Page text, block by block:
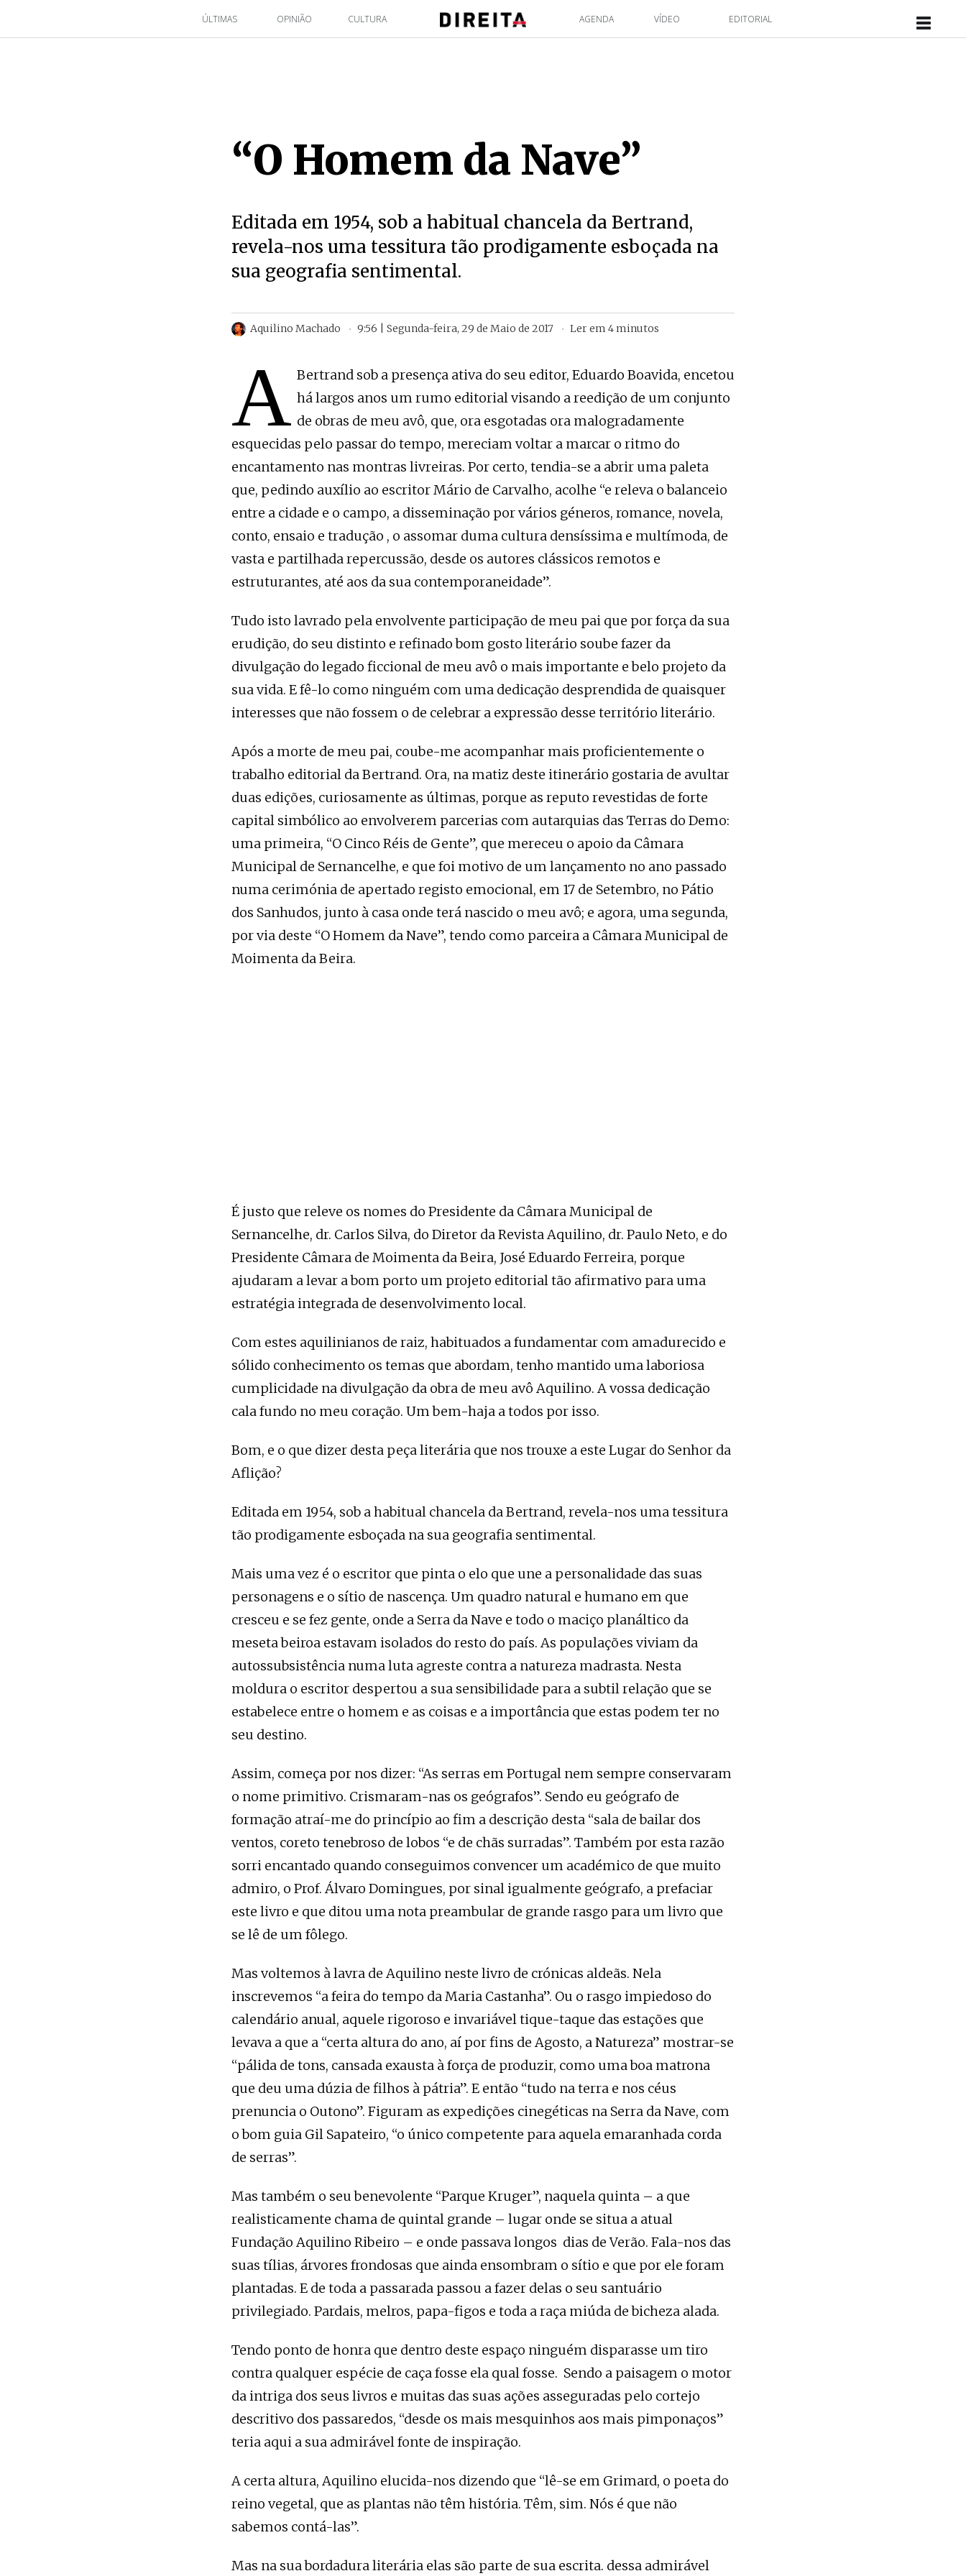
ÚLTIMAS OPINIÃO CULTURA AGENDA VÍDEO EDITORIAL
“O Homem da Nave”
Editada em 1954, sob a habitual chancela da Bertrand,
revela-nos uma tessitura tão prodigamente esboçada na
sua geografia sentimental.
Aquilino Machado 9:56 | Segunda-feira, 29 de Maio de 2017 Ler em 4minutos
A Bertrand sob a presença ativa do seu editor, Eduardo Boavida, encetou
há largos anos um rumo editorial visando a reedição de um conjunto
de obras de meu avô, que, ora esgotadas ora malogradamente
esquecidas pelo passar do tempo, mereciam voltar a marcar o ritmo do
encantamento nas montras livreiras. Por certo, tendia-se a abrir uma paleta
que, pedindo auxílio ao escritor Mário de Carvalho, acolhe “e releva o balanceio
entre a cidade e o campo, a disseminação por vários géneros, romance, novela,
conto, ensaio e tradução , o assomar duma cultura densíssima e multímoda, de
vasta e partilhada repercussão, desde os autores clássicos remotos e
estruturantes, até aos da sua contemporaneidade”.
Tudo isto lavrado pela envolvente participação de meu pai que por força da sua
erudição, do seu distinto e refinado bom gosto literário soube fazer da
divulgação do legado ficcional de meu avô o mais importante e belo projeto da
sua vida. E fê-lo como ninguém com uma dedicação desprendida de quaisquer
interesses que não fossem o de celebrar a expressão desse território literário.
Após a morte de meu pai, coube-me acompanhar mais proficientemente o
trabalho editorial da Bertrand. Ora, na matiz deste itinerário gostaria de avultar
duas edições, curiosamente as últimas, porque as reputo revestidas de forte
capital simbólico ao envolverem parcerias com autarquias das Terras do Demo:
uma primeira, “O Cinco Réis de Gente”, que mereceu o apoio da Câmara
Municipal de Sernancelhe, e que foi motivo de um lançamento no ano passado
numa cerimónia de apertado registo emocional, em 17 de Setembro, no Pátio
dos Sanhudos, junto à casa onde terá nascido o meu avô; e agora, uma segunda,
por via deste “O Homem da Nave”, tendo como parceira a Câmara Municipal de
Moimenta da Beira.
É justo que releve os nomes do Presidente da Câmara Municipal de
Sernancelhe, dr. Carlos Silva, do Diretor da Revista Aquilino, dr. Paulo Neto, e do
Presidente Câmara de Moimenta da Beira, José Eduardo Ferreira, porque
ajudaram a levar a bom porto um projeto editorial tão afirmativo para uma
estratégia integrada de desenvolvimento local.
Com estes aquilinianos de raiz, habituados a fundamentar com amadurecido e
sólido conhecimento os temas que abordam, tenho mantido uma laboriosa
cumplicidade na divulgação da obra de meu avô Aquilino. A vossa dedicação
cala fundo no meu coração. Um bem-haja a todos por isso.
Bom, e o que dizer desta peça literária que nos trouxe a este Lugar do Senhor da
Aflição?
Editada em 1954, sob a habitual chancela da Bertrand, revela-nos uma tessitura
tão prodigamente esboçada na sua geografia sentimental.
Mais uma vez é o escritor que pinta o elo que une a personalidade das suas
personagens e o sítio de nascença. Um quadro natural e humano em que
cresceu e se fez gente, onde a Serra da Nave e todo o maciço planáltico da
meseta beiroa estavam isolados do resto do país. As populações viviam da
autossubsistência numa luta agreste contra a natureza madrasta. Nesta
moldura o escritor despertou a sua sensibilidade para a subtil relação que se
estabelece entre o homem e as coisas e a importância que estas podem ter no
seu destino.
Assim, começa por nos dizer: “As serras em Portugal nem sempre conservaram
o nome primitivo. Crismaram-nas os geógrafos”. Sendo eu geógrafo de
formação atraí-me do princípio ao fim a descrição desta “sala de bailar dos
ventos, coreto tenebroso de lobos “e de chãs surradas”. Também por esta razão
sorri encantado quando conseguimos convencer um académico de que muito
admiro, o Prof. Álvaro Domingues, por sinal igualmente geógrafo, a prefaciar
este livro e que ditou uma nota preambular de grande rasgo para um livro que
se lê de um fôlego.
Mas voltemos à lavra de Aquilino neste livro de crónicas aldeãs. Nela
inscrevemos “a feira do tempo da Maria Castanha”. Ou o rasgo impiedoso do
calendário anual, aquele rigoroso e invariável tique-taque das estações que
levava a que a “certa altura do ano, aí por fins de Agosto, a Natureza” mostrar-se
“pálida de tons, cansada exausta à força de produzir, como uma boa matrona
que deu uma dúzia de filhos à pátria”. E então “tudo na terra e nos céus
prenuncia o Outono”. Figuram as expedições cinegéticas na Serra da Nave, com
o bom guia Gil Sapateiro, “o único competente para aquela emaranhada corda
de serras”.
Mas também o seu benevolente “Parque Kruger”, naquela quinta – a que
realisticamente chama de quintal grande – lugar onde se situa a atual
Fundação Aquilino Ribeiro – e onde passava longos dias de Verão. Fala-nos das
suas tílias, árvores frondosas que ainda ensombram o sítio e que por ele foram
plantadas. E de toda a passarada passou a fazer delas o seu santuário
privilegiado. Pardais, melros, papa-figos e toda a raça miúda de bicheza alada.
Tendo ponto de honra que dentro deste espaço ninguém disparasse um tiro
contra qualquer espécie de caça fosse ela qual fosse. Sendo a paisagem o motor
da intriga dos seus livros e muitas das suas ações asseguradas pelo cortejo
descritivo dos passaredos, “desde os mais mesquinhos aos mais pimponaços”
teria aqui a sua admirável fonte de inspiração.
A certa altura, Aquilino elucida-nos dizendo que “lê-se em Grimard, o poeta do
reino vegetal, que as plantas não têm história. Têm, sim. Nós é que não
sabemos contá-las”.
Mas na sua bordadura literária elas são parte de sua escrita. dessa admirável